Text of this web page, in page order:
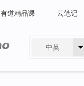
有道精品课 云笔记
中英